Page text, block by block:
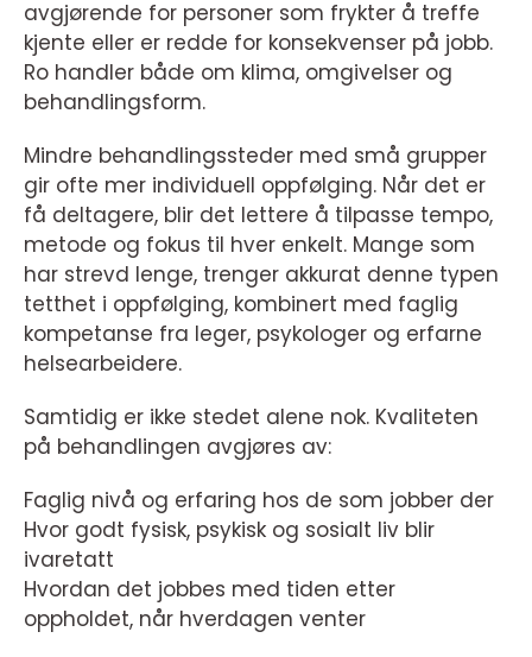
avgjørende for personer som frykter å treffe
kjente eller er redde for konsekvenser på jobb.
Ro handler både om klima, omgivelser og
behandlingsform.
Mindre behandlingssteder med små grupper
gir ofte mer individuell oppfølging. Når det er
få deltagere, blir det lettere å tilpasse tempo,
metode og fokus til hver enkelt. Mange som
har strevd lenge, trenger akkurat denne typen
tetthet i oppfølging, kombinert med faglig
kompetanse fra leger, psykologer og erfarne
helsearbeidere.
Samtidig er ikke stedet alene nok. Kvaliteten
på behandlingen avgjøres av:
Faglig nivå og erfaring hos de som jobber der
Hvor godt fysisk, psykisk og sosialt liv blir
ivaretatt
Hvordan det jobbes med tiden etter
oppholdet, når hverdagen venter